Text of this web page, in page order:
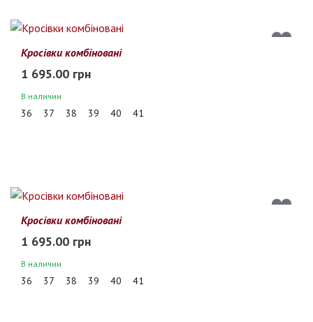
Кросівки комбіновані
1 695.00 грн
В наличии
36 37 38 39 40 41
Кросівки комбіновані
1 695.00 грн
В наличии
36 37 38 39 40 41